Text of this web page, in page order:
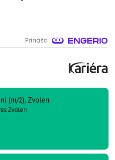
(m/ž), Zvolen
Zvolen